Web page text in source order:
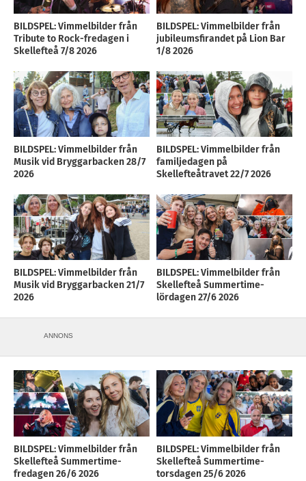
BILDSPEL: Vimmelbilder från
Tribute to Rock-fredagen i
Skellefteå 7/8 2026
BILDSPEL: Vimmelbilder från
jubileumsfirandet på Lion Bar
1/8 2026
BILDSPEL: Vimmelbilder från
Musik vid Bryggarbacken 28/7
2026
BILDSPEL: Vimmelbilder från
familjedagen på
Skellefteåtravet 22/7 2026
BILDSPEL: Vimmelbilder från
Musik vid Bryggarbacken 21/7
2026
BILDSPEL: Vimmelbilder från
Skellefteå Summertime-
lördagen 27/6 2026
ANNONS
BILDSPEL: Vimmelbilder från
Skellefteå Summertime-
fredagen 26/6 2026
BILDSPEL: Vimmelbilder från
Skellefteå Summertime-
torsdagen 25/6 2026